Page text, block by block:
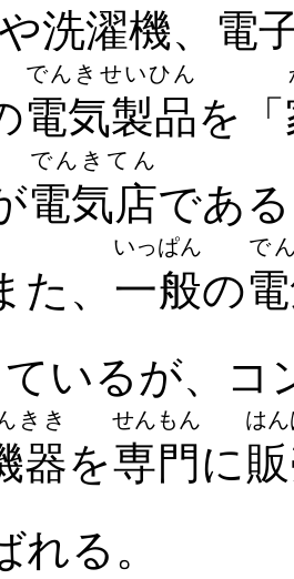
洗濯機、 電
電気製品
でんきせいひん
を「
電気店
でんきてん
である
た、 一般
いっぱん
の
で
いるが、コ
器
きき
を専門
せんもん
に
は
れる。